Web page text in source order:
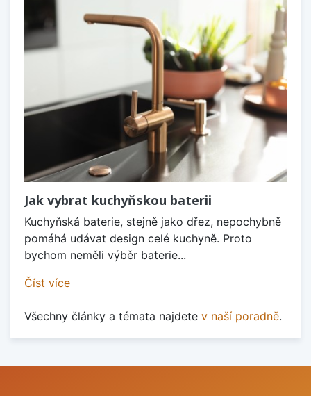
Jak vybrat kuchyňskou baterii
Kuchyňská baterie, stejně jako dřez, nepochybně
pomáhá udávat design celé kuchyně. Proto
bychom neměli výběr baterie...
Číst více
Všechny články a témata najdete v naší poradně.